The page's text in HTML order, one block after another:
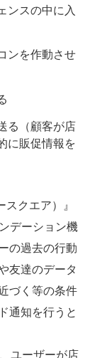
ンスの中に入
ンを作動させ
る（顧客が店
に販促情報を
クエア）』
デーション機
の過去の行動
友達のデータ
づく等の条件
通知を行うと
ユーザーが店